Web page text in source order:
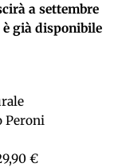
a settembre
già disponibile
Peroni
€